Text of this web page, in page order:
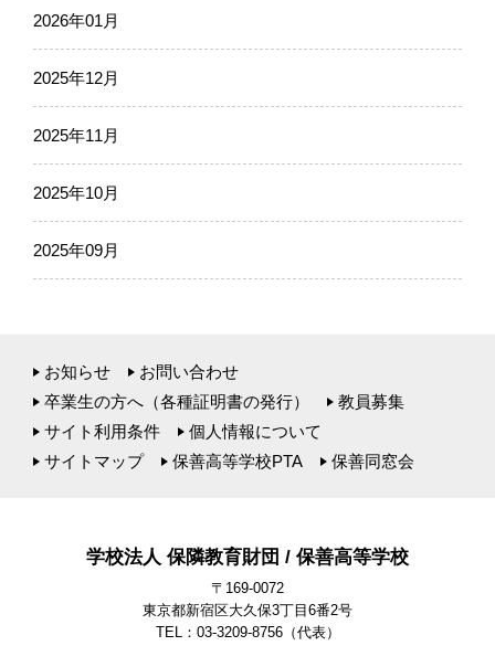
2026年01月
2025年12月
2025年11月
2025年10月
2025年09月
お知らせ
お問い合わせ
卒業生の方へ（各種証明書の発行）
教員募集
サイト利用条件
個人情報について
サイトマップ
保善高等学校PTA 保善同窓会
学校法人 保隣教育財団 / 保善高等学校
〒169-0072
東京都新宿区大久保3丁目6番2号
TEL：03-3209-8756（代表）